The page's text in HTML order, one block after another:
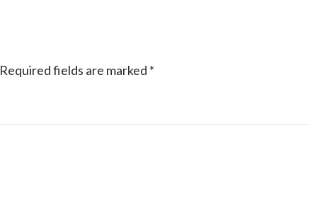
Required fields are marked *